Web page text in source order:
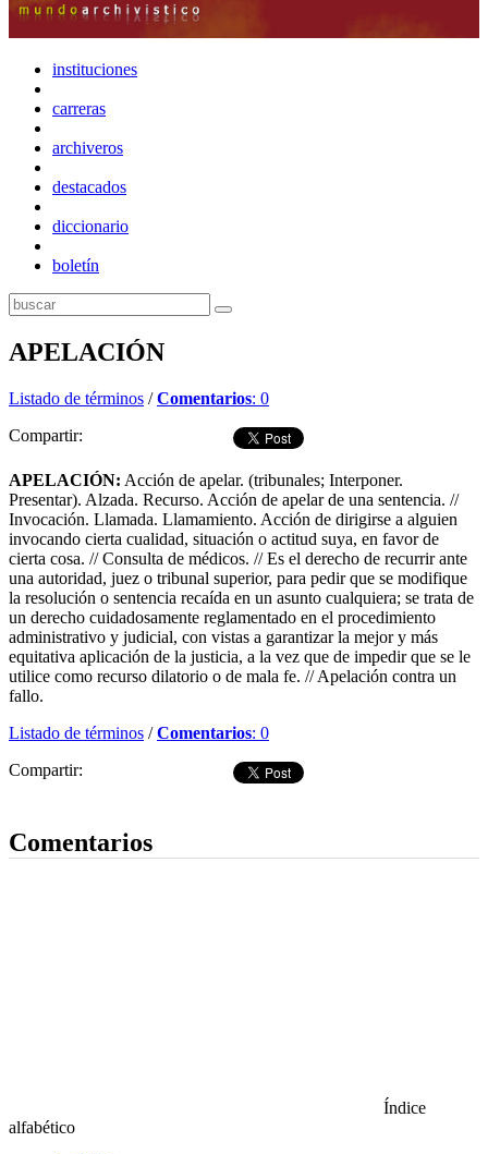
instituciones
carreras
archiveros
destacados
diccionario
boletín
APELACIÓN
Listado de términos /Comentarios: 0
Compartir:
APELACIÓN: Acción de apelar. (tribunales; Interponer.
Presentar). Alzada. Recurso. Acción de apelar de una sentencia. //
Invocación. Llamada. Llamamiento. Acción de dirigirse a alguien
invocando cierta cualidad, situación o actitud suya, en favor de
cierta cosa. // Consulta de médicos. // Es el derecho de recurrir ante
una autoridad, juez o tribunal superior, para pedir que se modifique
la resolución o sentencia recaída en un asunto cualquiera; se trata de
un derecho cuidadosamente reglamentado en el procedimiento
administrativo y judicial, con vistas a garantizar la mejor y más
equitativa aplicación de la justicia, a la vez que de impedir que se le
utilice como recurso dilatorio o de mala fe. // Apelación contra un
fallo.
Listado de términos /Comentarios: 0
Compartir:
Comentarios
Índice
alfabético